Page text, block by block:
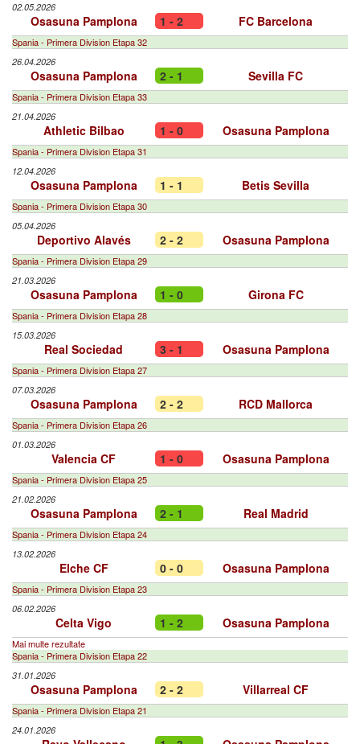
02.05.2026
Osasuna Pamplona 1 - 2 FC Barcelona
Spania - Primera Division Etapa 32
26.04.2026
Osasuna Pamplona 2 - 1 Sevilla FC
Spania - Primera Division Etapa 33
21.04.2026
Athletic Bilbao 1 - 0 Osasuna Pamplona
Spania - Primera Division Etapa 31
12.04.2026
Osasuna Pamplona 1 - 1 Betis Sevilla
Spania - Primera Division Etapa 30
05.04.2026
Deportivo Alavés 2 - 2 Osasuna Pamplona
Spania - Primera Division Etapa 29
21.03.2026
Osasuna Pamplona 1 - 0 Girona FC
Spania - Primera Division Etapa 28
15.03.2026
Real Sociedad 3 - 1 Osasuna Pamplona
Spania - Primera Division Etapa 27
07.03.2026
Osasuna Pamplona 2 - 2 RCD Mallorca
Spania - Primera Division Etapa 26
01.03.2026
Valencia CF 1 - 0 Osasuna Pamplona
Spania - Primera Division Etapa 25
21.02.2026
Osasuna Pamplona 2 - 1 Real Madrid
Spania - Primera Division Etapa 24
13.02.2026
Elche CF 0 - 0 Osasuna Pamplona
Spania - Primera Division Etapa 23
06.02.2026
Celta Vigo 1 - 2 Osasuna Pamplona
Mai multe rezultate
Spania - Primera Division Etapa 22
31.01.2026
Osasuna Pamplona 2 - 2 Villarreal CF
Spania - Primera Division Etapa 21
24.01.2026